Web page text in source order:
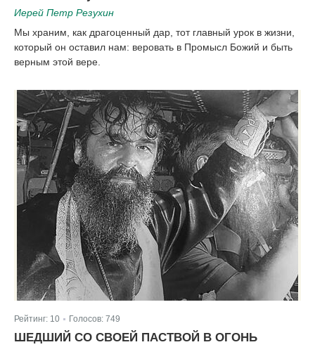
Иерей Петр Резухин
Мы храним, как драгоценный дар, тот главный урок в жизни,
который он оставил нам: веровать в Промысл Божий и быть
верным этой вере.
Рейтинг: 10 Голосов: 749
ШЕДШИЙ СО СВОЕЙ ПАСТВОЙ В ОГОНЬ